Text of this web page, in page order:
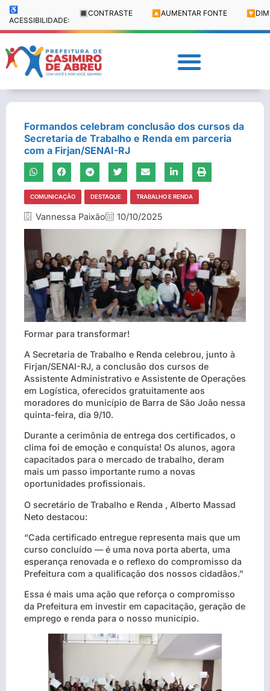
♿
ACESSIBILIDADE:
🔳 CONTRASTE 🔼 AUMENTAR FONTE 🔽
Formandos celebram conclusão dos cursos da
Secretaria de Trabalho e Renda em parceria
com a Firjan/SENAI-RJ
COMUNICAÇÃO DESTAQUE TRABALHO E RENDA
Vannessa Paixão 10/10/2025
Formar para transformar!
A Secretaria de Trabalho e Renda celebrou, junto à
Firjan/SENAI-RJ, a conclusão dos cursos de
Assistente Administrativo e Assistente de Operações
em Logística, oferecidos gratuitamente aos
moradores do município de Barra de São João nessa
quinta-feira, dia 9/10.
Durante a cerimônia de entrega dos certificados, o
clima foi de emoção e conquista! Os alunos, agora
capacitados para o mercado de trabalho, deram
mais um passo importante rumo a novas
oportunidades profissionais.
O secretário de Trabalho e Renda , Alberto Massad
Neto destacou:
“Cada certificado entregue representa mais que um
curso concluído — é uma nova porta aberta, uma
esperança renovada e o reflexo do compromisso da
Prefeitura com a qualificação dos nossos cidadãos.”
Essa é mais uma ação que reforça o compromisso
da Prefeitura em investir em capacitação, geração de
emprego e renda para o nosso município.